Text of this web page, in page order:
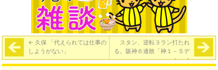
← 久保 「代えられては仕事の
しようがない」
スタン、逆転３ラン打たれ
る。阪神６連敗「神１－５デ
ィ」→